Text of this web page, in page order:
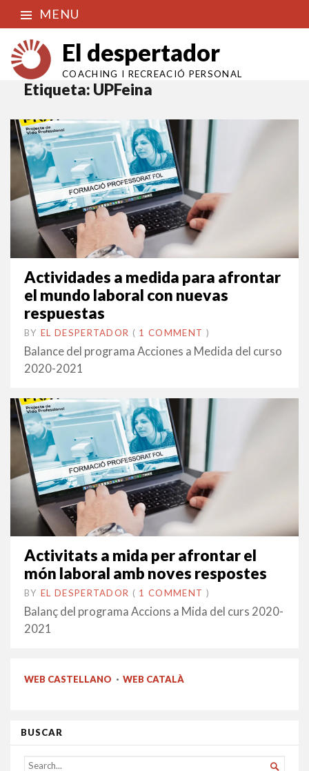
MENU
El despertador
COACHING I RECREACIÓ PERSONAL
Etiqueta: UPFeina
Actividades a medida para afrontar
el mundo laboral con nuevas
respuestas
BY EL DESPERTADOR ON
28
JULIOL
•( 1 COMMENT )
Balance del programa Acciones a Medida del curso
2020-2021
Activitats a mida per afrontar el
món laboral amb noves respostes
BY EL DESPERTADOR ON
28
JULIOL
•( 1 COMMENT )
Balanç del programa Accions a Mida del curs 2020-
2021
WEB CASTELLANO · WEB CATALÀ
BUSCAR
SEARCH
